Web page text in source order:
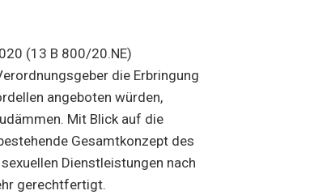
(13 B 800/20.NE)
die Erbringung
angeboten würden,
Mit Blick auf die
Gesamtkonzept des
Dienstleistungen nach
gerechtfertigt.